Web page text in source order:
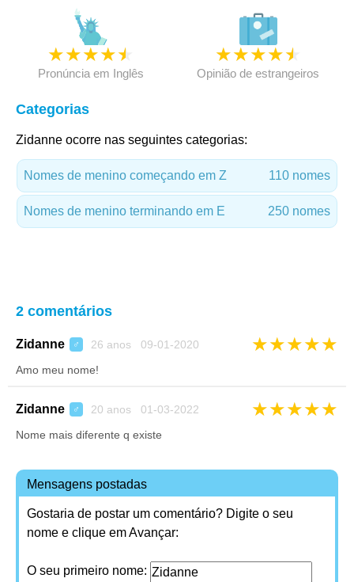
★★★★★
Pronúncia em Inglês
★★★★★
Opinião de estrangeiros
Categorias
Zidanne ocorre nas seguintes categorias:
Nomes de menino começando em Z 110 nomes
Nomes de menino terminando em E 250 nomes
2 comentários
Zidanne ♂ 26 anos 09-01-2020 ★★★★★
Amo meu nome!
Zidanne ♂ 20 anos 01-03-2022 ★★★★★
Nome mais diferente q existe
Mensagens postadas
Gostaria de postar um comentário? Digite o seu
nome e clique em Avançar:
O seu primeiro nome: